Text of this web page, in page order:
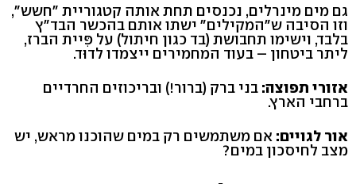
גם מים מינרלים, נכנסים תחת אותה קטגוריית "חשש",
וזו הסיבה ש"המקילים" ישתו אותם בהכשר הבד"ץ
בלבד, וישימו תחבושת (בד כגון חיתול) על פִּיית הברז,
ליתר ביטחון – בעוד המחמירים ייצמדו לדוּד.
אזורי תפוצה: בני ברק (ברור!) ובריכוזים החרדיים
ברחבי הארץ.
אור לגויים: אם משתמשים רק במים שהוכנו מראש, יש
מצב לחיסכון במים?